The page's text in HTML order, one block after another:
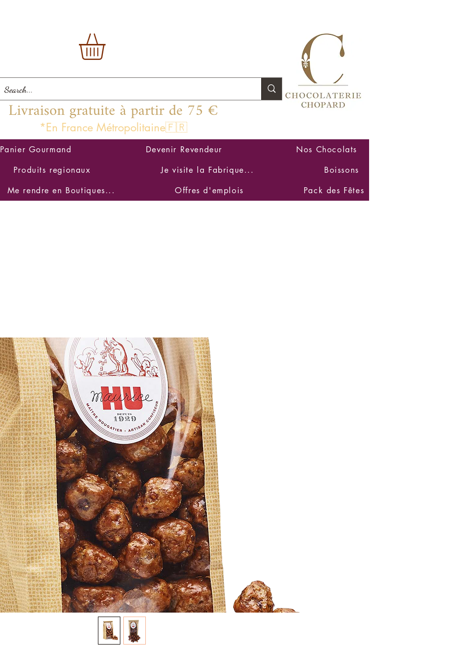
Livraison gratuite à partir de 75 €
*En France Métropolitaine🇫🇷
Panier Gourmand Devenir Revendeur
Nos Chocolats
Produits regionaux Je visite la Fabrique...
Boissons
Me rendre en Boutiques... Offres d'emplois Pack des Fêtes